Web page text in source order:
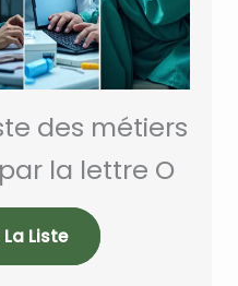
des métiers
la lettre O
Liste